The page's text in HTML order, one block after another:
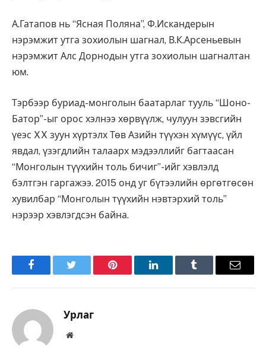
А.Гатапов нь “Ясная Поляна”, Ф.Искандерын
нэрэмжит утга зохиолын шагнал, В.К.Арсеньевын
нэрэмжит Алс Дорнодын утга зохиолын шагналтан
юм.
Тэрбээр буриад-монголын баатарлаг тууль “Шоно-
Батор”-ыг орос хэлнээ хөрвүүлж, чулуун зэвсгийн
үеэс XX зуун хүртэлх Төв Азийн түүхэн хүмүүс, үйл
явдал, үзэгдлийн талаарх мэдээллийг багтаасан
“Монголын түүхийн толь бичиг”-ийг хэвлэлд
бэлтгэн гаргажээ. 2015 онд уг бүтээлийн өргөтгөсөн
хувилбар “Монголын түүхийн нэвтэрхий толь”
нэрээр хэвлэгдсэн байна.
FacebookTwitter Pinterest LinkedInTumblr Имэйл
Урлаг
Вэбсайт